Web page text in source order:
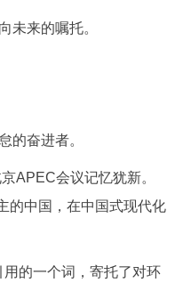
未来的嘱托。
的奋进者。
APEC会议记忆犹新。
的中国，在中国式现代化
用的一个词，寄托了对环